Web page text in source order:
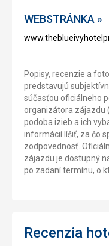
WEBSTRÁNKA »
Popisy, recenzie a
predstavujú
súčasťou oficiálneho
organizátora zájazdu
podoba izieb a ich
informácií líšiť, za čo
zodpovednosť.
zájazdu je dostupný
po zadaní termínu, o
Recenzia